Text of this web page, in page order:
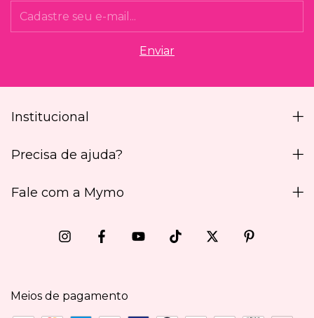
Institucional
Precisa de ajuda?
Fale com a Mymo
Meios de pagamento